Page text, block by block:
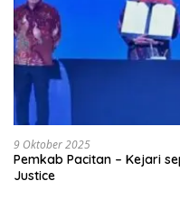
9 Oktober 2025
Pemkab Pacitan – Kejari
Justice